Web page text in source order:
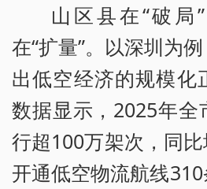
山区县在“破局
在“扩量”。以深圳为
出低空经济的规模化
数据显示，2025年全
行超100万架次，同
开通低空物流航线